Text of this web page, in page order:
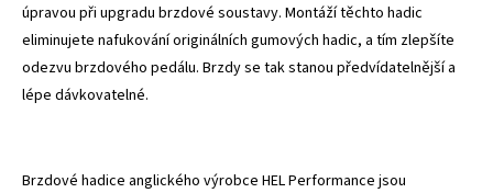
úpravou při upgradu brzdové soustavy. Montáží těchto hadic
eliminujete nafukování originálních gumových hadic, a tím zlepšíte
odezvu brzdového pedálu. Brzdy se tak stanou předvídatelnější a
lépe dávkovatelné.
Brzdové hadice anglického výrobce HEL Performance jsou